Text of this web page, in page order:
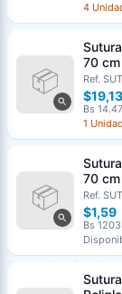
4
70
de 1/
Ref.
$19,13
Bs
1
70
Ref.
$1,59
Bs